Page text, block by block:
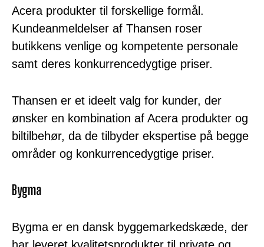
Acera produkter til forskellige formål.
Kundeanmeldelser af Thansen roser
butikkens venlige og kompetente personale
samt deres konkurrencedygtige priser.
Thansen er et ideelt valg for kunder, der
ønsker en kombination af Acera produkter og
biltilbehør, da de tilbyder ekspertise på begge
områder og konkurrencedygtige priser.
Bygma
Bygma er en dansk byggemarkedskæde, der